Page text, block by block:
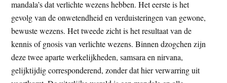
mandala’s dat verlichte wezens hebben. Het eerste is het
gevolg van de onwetendheid en verduisteringen van gewone,
bewuste wezens. Het tweede zicht is het resultaat van de
kennis of gnosis van verlichte wezens. Binnen dzogchen zijn
deze twee aparte werkelijkheden, samsara en nirvana,
gelijktijdig corresponderend, zonder dat hier verwarring uit